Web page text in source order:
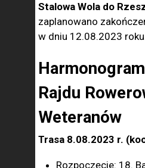
Stalowa Wola do
zaplanowano
w dniu 12.08.2023
Rajdu
Weteranów
Trasa 8.08.2023 r.
Rozpoczęcie: 18.